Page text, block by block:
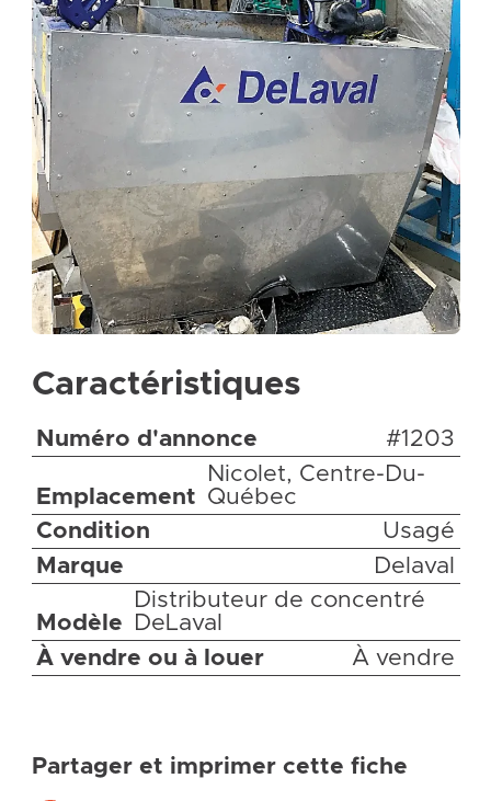
Caractéristiques
Numéro d'annonce #1203
Emplacement
Nicolet, Centre-Du-
Québec
Condition
Usagé
Marque
Delaval
Modèle
Distributeur de concentré
DeLaval
À vendre ou à louer
À vendre
Partager et imprimer cette fiche